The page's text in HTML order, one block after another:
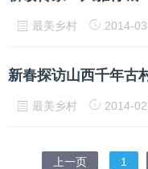
最美乡村 2014-
新春探访山西千年古
最美乡村 2014-
上一页 1